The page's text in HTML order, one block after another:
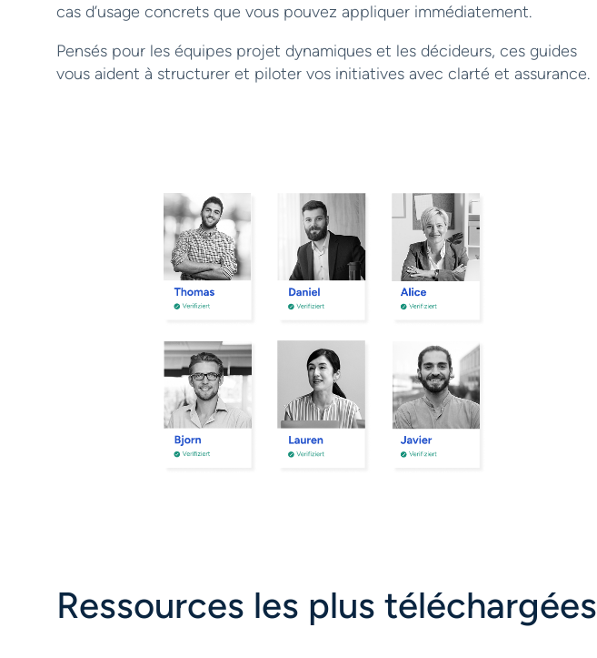
cas d’usage concrets que vous pouvez appliquer immédiatement.
Pensés pour les équipes projet dynamiques et les décideurs, ces guides
vous aident à structurer et piloter vos initiatives avec clarté et assurance.
Ressources les plus téléchargées